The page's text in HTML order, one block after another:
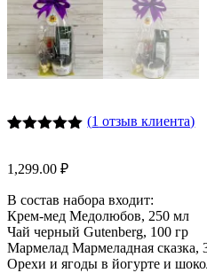
на основе
пользователей
(1 отзыв клиента)
1,299.00 ₽
В состав набора входит:
Крем-мед Медолюбов, 250 мл
Чай черный Gutenberg, 100 гр
Мармелад Мармеладная сказка,
Орехи и ягоды в йогурте и